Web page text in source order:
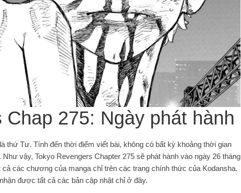
Chap 275: Ngày phát hành
thứ Tư. Tính đến thời điểm viết bài, không có bất kỳ khoảng thời gian
vậy, Tokyo Revengers Chapter 275 sẽ phát hành vào ngày 26 tháng
các chương của manga chỉ trên các trang chính thức của Kodansha.
được tất cả các bản cập nhật chỉ ở đây.